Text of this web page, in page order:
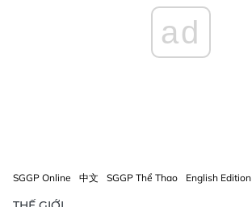
ad
SGGP Online 中文 SGGP Thể Thao English Edition